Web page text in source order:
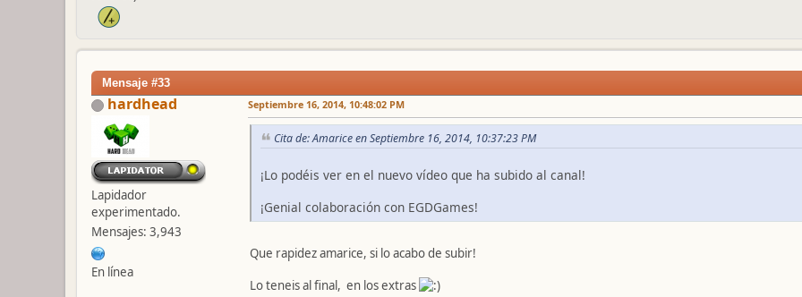
Mensaje #33
hardhead
Lapidador
experimentado.
Mensajes: 3,943
En línea
Septiembre 16, 2014, 10:48:02 PM
Cita de: Amarice en Septiembre 16, 2014, 10:37:23 PM
¡Lo podéis ver en el nuevo vídeo que ha subido al canal!
¡Genial colaboración con EGDGames!
Que rapidez amarice, si lo acabo de subir!
Lo teneis al final, en los extras